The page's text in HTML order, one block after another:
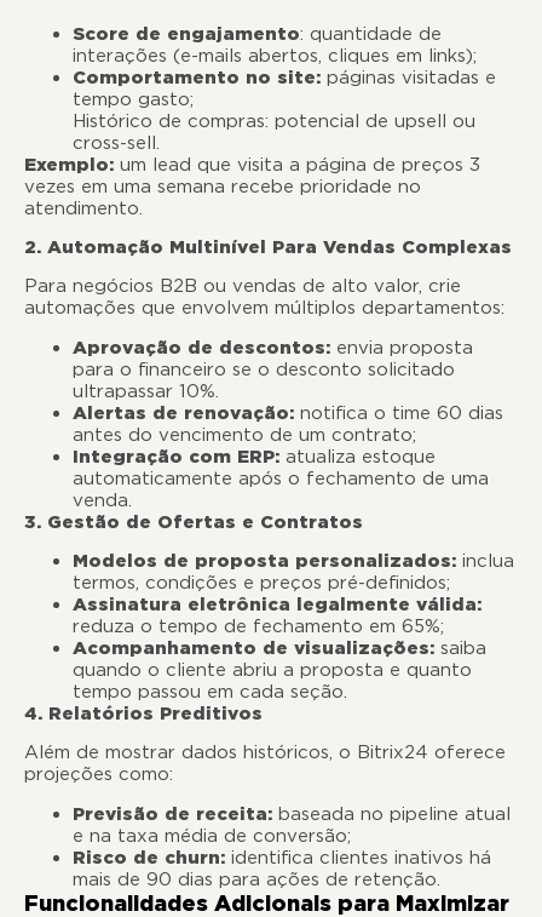
Score de engajamento: quantidade de
interações (e-mails abertos, cliques em links);
Comportamento no site: páginas visitadas e
tempo gasto;
Histórico de compras: potencial de upsell ou
cross-sell.
Exemplo: um lead que visita a página de preços 3
vezes em uma semana recebe prioridade no
atendimento.
2. Automação Multinível Para Vendas Complexas
Para negócios B2B ou vendas de alto valor, crie
automações que envolvem múltiplos departamentos:
Aprovação de descontos: envia proposta
para o financeiro se o desconto solicitado
ultrapassar 10%.
Alertas de renovação: notifica o time 60 dias
antes do vencimento de um contrato;
Integração com ERP: atualiza estoque
automaticamente após o fechamento de uma
venda.
3. Gestão de Ofertas e Contratos
Modelos de proposta personalizados: inclua
termos, condições e preços pré-definidos;
Assinatura eletrônica legalmente válida:
reduza o tempo de fechamento em 65%;
Acompanhamento de visualizações: saiba
quando o cliente abriu a proposta e quanto
tempo passou em cada seção.
4. Relatórios Preditivos
Além de mostrar dados históricos, o Bitrix24 oferece
projeções como:
Previsão de receita: baseada no pipeline atual
e na taxa média de conversão;
Risco de churn: identifica clientes inativos há
mais de 90 dias para ações de retenção.
Funcionalidades Adicionais para Maximizar